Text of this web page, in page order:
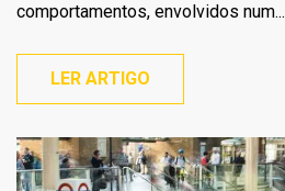
comportamentos, envolvidos num...
LER ARTIGO